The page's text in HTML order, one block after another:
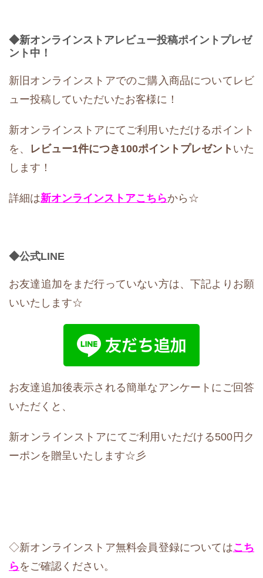
◆新オンラインストアレビュー投稿ポイントプレゼ
ント中！
新旧オンラインストアでのご購入商品についてレビ
ュー投稿していただいたお客様に！
新オンラインストアにてご利用いただけるポイント
を、 レビュー1件につき100ポイントプレゼント いた
します！
詳細は新オンラインストアこちらから☆
◆公式LINE
お友達追加をまだ行っていない方は、下記よりお願
いいたします☆
お友達追加後表示される簡単なアンケートにご回答
いただくと、
新オンラインストアにてご利用いただける500円ク
ーポンを贈呈いたします☆彡
◇新オンラインストア無料会員登録についてはこち
ら をご確認ください。